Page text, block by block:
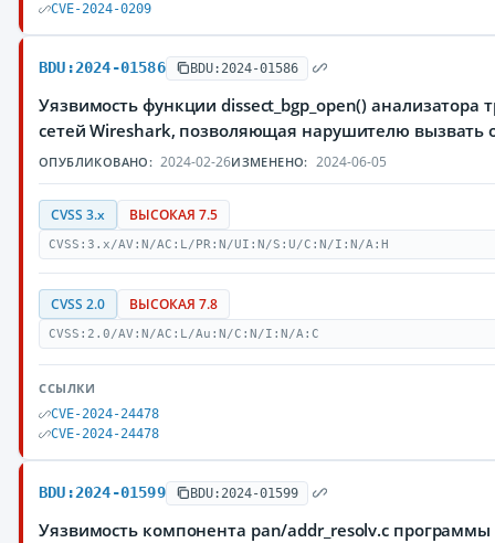
CVE-2024-0209
BDU:2024-01586 BDU:2024-01586
Уязвимость функции dissect_bgp_open()
сетей Wireshark, позволяющая нарушителю вызвать
ОПУБЛИКОВАНО: 2024-02-26ИЗМЕНЕНО: 2024-06-05
CVSS 3.x ВЫСОКАЯ 7.5
CVSS:3.x/AV:N/AC:L/PR:N/UI:N/S:U/C:N/I:N/A:H
CVSS 2.0 ВЫСОКАЯ 7.8
CVSS:2.0/AV:N/AC:L/Au:N/C:N/I:N/A:C
ССЫЛКИ
CVE-2024-24478
CVE-2024-24478
BDU:2024-01599 BDU:2024-01599
Уязвимость компонента pan/addr_resolv.c